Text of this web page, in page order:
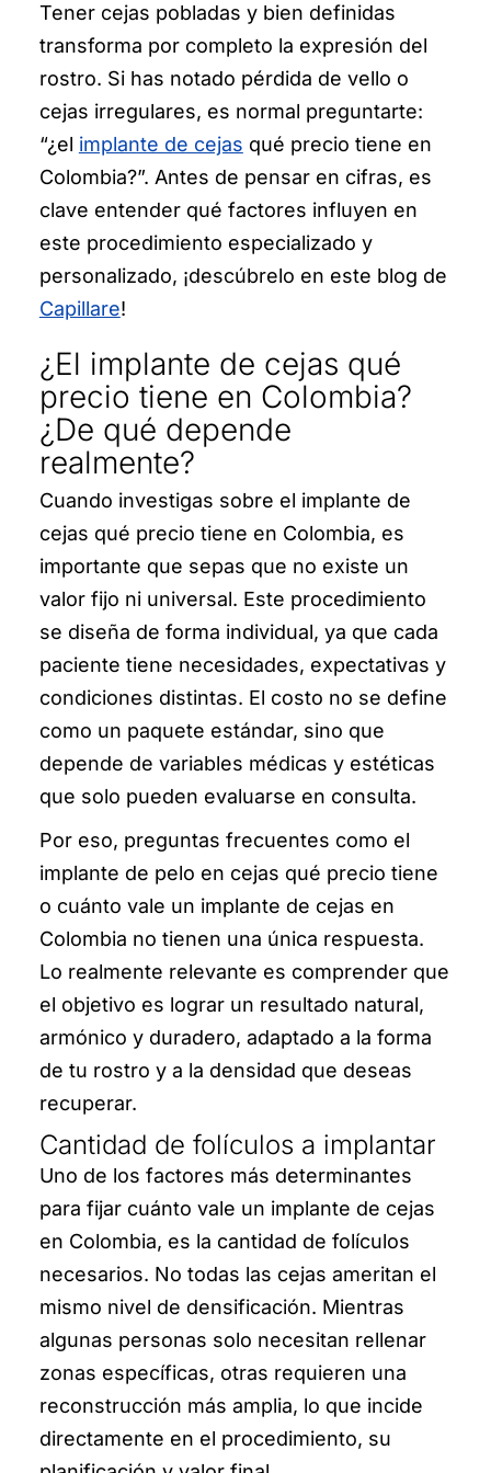
Tener cejas pobladas y bien definidas
transforma por completo la expresión del
rostro. Si has notado pérdida de vello o
cejas irregulares, es normal preguntarte:
“¿el implante de cejas qué precio tiene en
Colombia?”. Antes de pensar en cifras, es
clave entender qué factores influyen en
este procedimiento especializado y
personalizado, ¡descúbrelo en este blog de
Capillare!
¿El implante de cejas qué
precio tiene en Colombia?
¿De qué depende
realmente?
Cuando investigas sobre el implante de
cejas qué precio tiene en Colombia, es
importante que sepas que no existe un
valor fijo ni universal. Este procedimiento
se diseña de forma individual, ya que cada
paciente tiene necesidades, expectativas y
condiciones distintas. El costo no se define
como un paquete estándar, sino que
depende de variables médicas y estéticas
que solo pueden evaluarse en consulta.
Por eso, preguntas frecuentes como el
implante de pelo en cejas qué precio tiene
o cuánto vale un implante de cejas en
Colombia no tienen una única respuesta.
Lo realmente relevante es comprender que
el objetivo es lograr un resultado natural,
armónico y duradero, adaptado a la forma
de tu rostro y a la densidad que deseas
recuperar.
Cantidad de folículos a implantar
Uno de los factores más determinantes
para fijar cuánto vale un implante de cejas
en Colombia, es la cantidad de folículos
necesarios. No todas las cejas ameritan el
mismo nivel de densificación. Mientras
algunas personas solo necesitan rellenar
zonas específicas, otras requieren una
reconstrucción más amplia, lo que incide
directamente en el procedimiento, su